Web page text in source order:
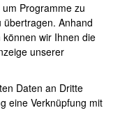
Programme zu
Anhand
wir Ihnen die
unserer
Daten an Dritte
eine Verknüpfung mit